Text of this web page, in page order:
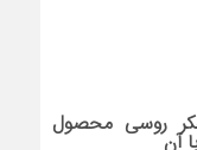
روسی محصول
آن